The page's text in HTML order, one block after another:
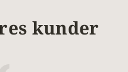
kunder